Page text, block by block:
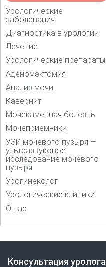
Урологические
заболевания
Диагностика в урологии
Лечение
Урологические препараты
Аденомэктомия
Анализ мочи
Кавернит
Мочекаменная болезнь
Мочеприемники
УЗИ мочевого пузыря —
ультразвуковое
исследование мочевого
пузыря
Урогинеколог
Урологические клиники
О нас
Консультация уролога